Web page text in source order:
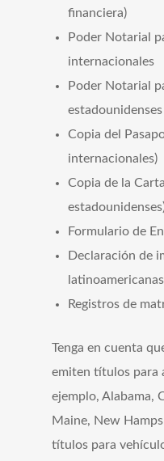
financiera)
Poder Notarial
internacionales
Poder Notarial
estadounidenses
Copia del
internacionales)
Copia de la
Formulario de
Declaración de
latinoamericanas
Registros de
Tenga en cuenta
emiten títulos para
ejemplo, Alabama,
Maine, New
títulos para